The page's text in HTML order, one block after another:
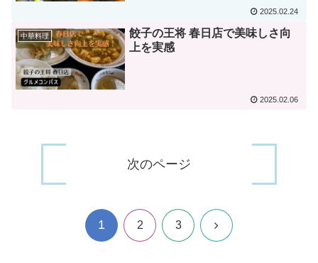
2025.02.24
中華料理
餃子の王将 春日店で美味しさ向
上を実感
2025.02.06
次のページ
1 2 3 次